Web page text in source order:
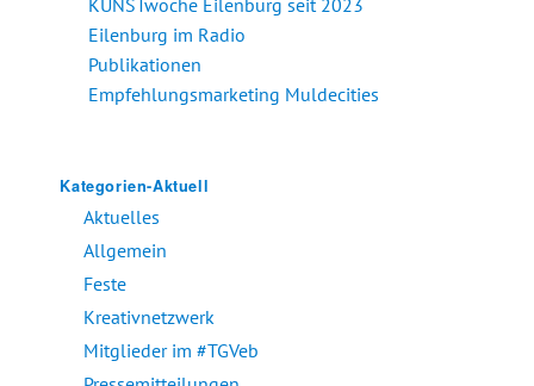
KUNSTwoche Eilenburg seit 2023
Eilenburg im Radio
Publikationen
Empfehlungsmarketing Muldecities
Kategorien-Aktuell
Aktuelles
Allgemein
Feste
Kreativnetzwerk
Mitglieder im #TGVeb